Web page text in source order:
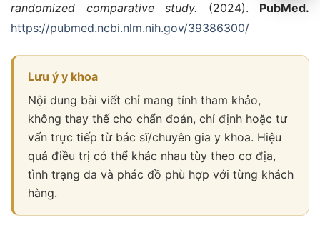
randomized comparative study. (2024). PubMed.
https://pubmed.ncbi.nlm.nih.gov/39386300/
Lưu ý y khoa
Nội dung bài viết chỉ mang tính tham khảo,
không thay thế cho chẩn đoán, chỉ định hoặc tư
vấn trực tiếp từ bác sĩ/chuyên gia y khoa. Hiệu
quả điều trị có thể khác nhau tùy theo cơ địa,
tình trạng da và phác đồ phù hợp với từng khách
hàng.